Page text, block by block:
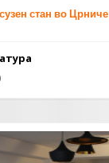
стан во Црниче